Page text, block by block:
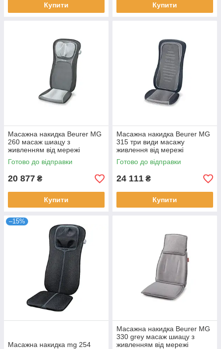
Купити Купити
Масажна накидка Beurer MG
260 масаж шиацу з
живленням від мережі
Готово до відправки
20 877 ₴
Купити
Масажна накидка Beurer MG
315 три види масажу
живлення від мережі
Готово до відправки
24 111 ₴
Купити
–15%
Масажна накидка mg 254
Масажна накидка Beurer MG
330 grey масаж шиацу з
живленням від мережі